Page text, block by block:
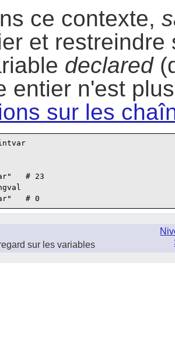
ce contexte,
et
declared
entier n'est
sur les
# 23
sur les variables